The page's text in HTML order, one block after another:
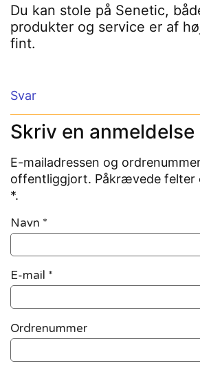
Du kan stole på Senetic,
produkter og service er af
fint.
Svar
Skriv en anmeldelse
E-mailadressen og
offentliggjort. Påkrævede felter
*.
Navn *
E-mail *
Ordrenummer